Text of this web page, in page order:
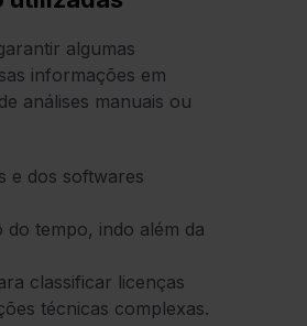
algumas
informações em
análises manuais ou
e dos softwares
tempo, indo além da
classificar licenças
técnicas complexas.